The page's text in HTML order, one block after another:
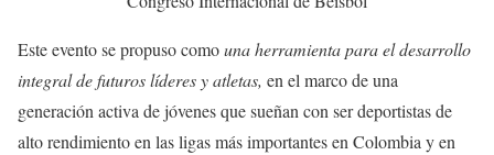
Este evento se propuso comouna herramienta para el desarrollo
integral de futuros líderes y atletas, en el marco de una
generación activa de jóvenes que sueñan con ser deportistas de
alto rendimiento en las ligas más importantes en Colombia y en